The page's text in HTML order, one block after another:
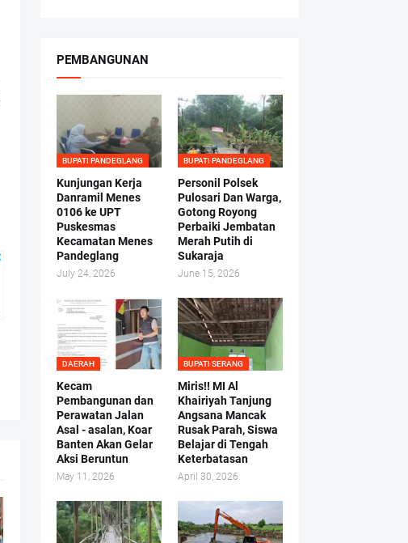
PEMBANGUNAN
BUPATI PANDEGLANG
Kunjungan Kerja
Danramil Menes
0106 ke UPT
Puskesmas
Kecamatan Menes
Pandeglang
July 24, 2026
BUPATI PANDEGLANG
Personil Polsek
Pulosari Dan Warga,
Gotong Royong
Perbaiki Jembatan
Merah Putih di
Sukaraja
June 15, 2026
DAERAH
Kecam
Pembangunan dan
Perawatan Jalan
Asal - asalan, Koar
Banten Akan Gelar
Aksi Beruntun
May 11, 2026
BUPATI SERANG
Miris!! MI Al
Khairiyah Tanjung
Angsana Mancak
Rusak Parah, Siswa
Belajar di Tengah
Keterbatasan
April 30, 2026